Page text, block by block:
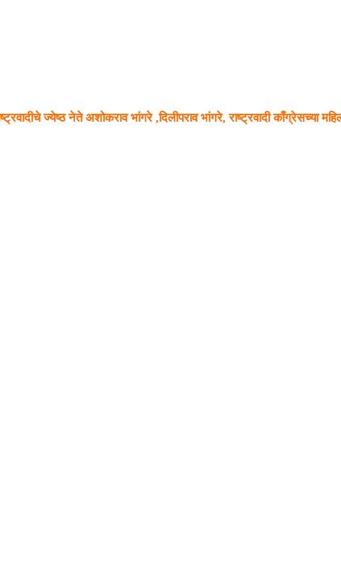
ज्येष्ठ नेते अशोकराव भांगरे ,दिलीपराव भांगरे, राष्ट्रवादी काँग्रेसच्या